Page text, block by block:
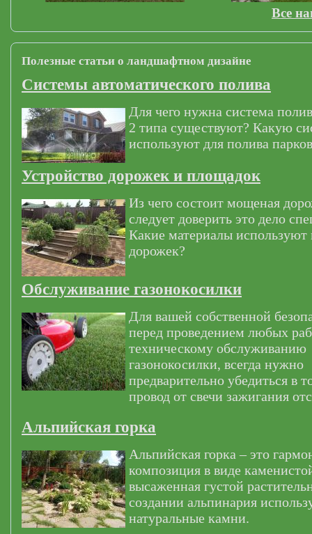
Все
Полезные статьи о ландшафтном дизайне
Системы автоматического полива
Для чего нужна система
2 типа существуют? Какую
используют для полива
Устройство дорожек и площадок
Из чего состоит мощеная
следует доверить это дело
Какие материалы
дорожек?
Обслуживание газонокосилки
Для вашей собственной
перед проведением любых
техническому обслуживанию
газонокосилки, всегда нужно
предварительно убедиться в
провод от свечи зажигания
Альпийская горка
Альпийская горка – это
композиция в виде
высаженная густой
создании альпинария
натуральные камни.